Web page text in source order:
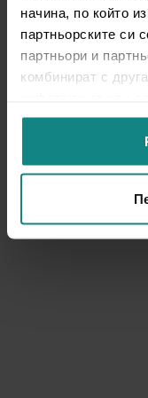
начина, по който
партньорските си
партньори и
комбинират с
ползването от